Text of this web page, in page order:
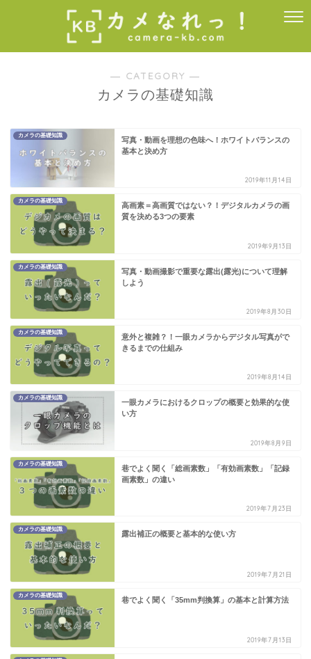
― CATEGORY ―
カメラの基礎知識
カメラの基礎知識
写真・動画を理想の色味へ！ホワイトバランスの
基本と決め方
2019年11月14日
カメラの基礎知識
高画素＝高画質ではない？！デジタルカメラの画
質を決める3つの要素
2019年9月13日
カメラの基礎知識
写真・動画撮影で重要な露出(露光)について理解
しよう
2019年8月30日
カメラの基礎知識
意外と複雑？！一眼カメラからデジタル写真がで
きるまでの仕組み
2019年8月14日
カメラの基礎知識
一眼カメラにおけるクロップの概要と効果的な使
い方
2019年8月9日
カメラの基礎知識
巷でよく聞く「総画素数」「有効画素数」「記録
画素数」の違い
2019年7月23日
カメラの基礎知識
露出補正の概要と基本的な使い方
2019年7月21日
カメラの基礎知識
巷でよく聞く「35mm判換算」の基本と計算方法
2019年7月13日